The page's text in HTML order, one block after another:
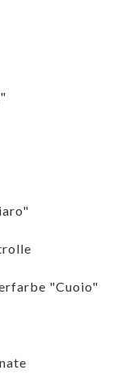
"Cuoio"